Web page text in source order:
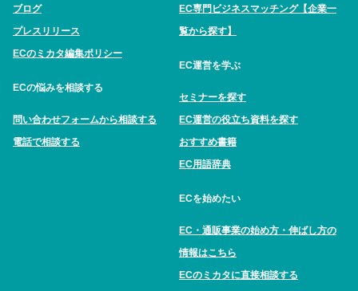
ブログ
プレスリリース
ECのミカタ編集ポリシー
ECの悩みを相談する
問い合わせフォームから相談する
電話で相談する
EC専門ビジネスマッチング【企業一
覧から探す】
EC運営を学ぶ
セミナーを探す
EC運営の役立ち資料を探す
おすすめ書籍
EC用語辞典
ECを始めたい
EC・通販事業の始め方・伸ばし方の
情報はこちら
ECのミカタに直接相談する